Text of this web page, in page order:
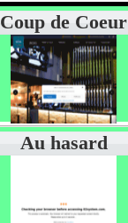
Coup de Coeur
Au hasard